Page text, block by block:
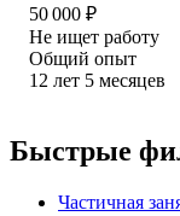
50 000 ₽
Не ищет работу
Общий опыт
12 лет 5 месяцев
Быстрые
Частичная